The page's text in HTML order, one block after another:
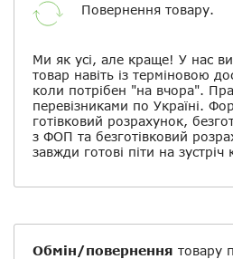
Повернення товару.
Ми як усі, але краще! У нас
товар навіть із терміновою
коли потрібен "на вчора".
перевізниками по Україні.
готівковий розрахунок,
з ФОП та безготівковий
завжди готові піти на зустріч
Обмін/повернення товару